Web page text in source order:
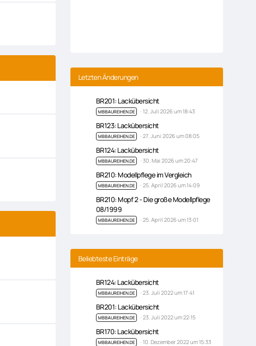
Letzten Änderungen
BR201: Lackübersicht
MBBAUREIHEN.DE 12. Juli 2026 um 18:43
BR123: Lackübersicht
MBBAUREIHEN.DE 27. Juni 2026 um 08:05
BR124: Lackübersicht
MBBAUREIHEN.DE 30. Mai 2026 um 20:47
BR210: Modellpflege im Vergleich
MBBAUREIHEN.DE 25. April 2026 um 14:09
BR210: Mopf 2 - Die große Modellpflege
08/1999
MBBAUREIHEN.DE 25. April 2026 um 13:01
Beliebteste Einträge
BR124: Lackübersicht
MBBAUREIHEN.DE 23. Juli 2022 um 17:41
BR201: Lackübersicht
MBBAUREIHEN.DE 23. Juli 2022 um 22:15
BR170: Lackübersicht
MBBAUREIHEN.DE 10. Dezember 2022 um 15:33